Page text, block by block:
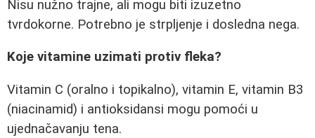
Nisu nužno trajne, ali mogu biti izuzetno
tvrdokorne. Potrebno je strpljenje i dosledna nega.
Koje vitamine uzimati protiv fleka?
Vitamin C (oralno i topikalno), vitamin E, vitamin B3
(niacinamid) i antioksidansi mogu pomoći u
ujednačavanju tena.